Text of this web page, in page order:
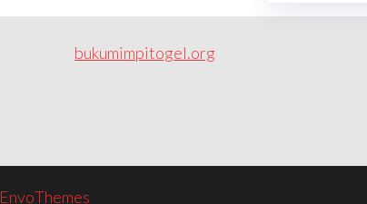
bukumimpitogel.org
EnvoThemes